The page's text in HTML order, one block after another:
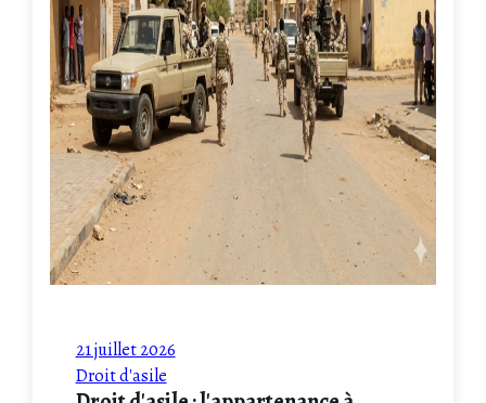
21 juillet 2026
Droit d'asile